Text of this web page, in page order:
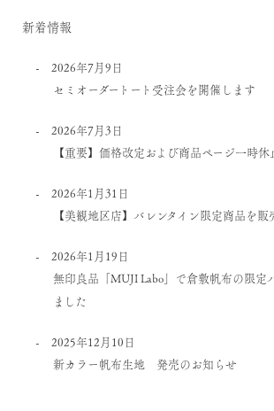
新着情報
2026年7月9日
セミオーダートート受注会を開催します
2026年7月3日
【重要】価格改定および商品ページ一時
2026年1月31日
【美観地区店】バレンタイン限定商品を販
2026年1月19日
無印良品「MUJI Labo」で倉敷帆布の限定
ました
2025年12月10日
新カラー帆布生地 発売のお知らせ